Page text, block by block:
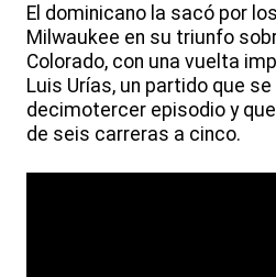
El dominicano la sacó por
Milwaukee en su triunfo
Colorado, con una vuelta
Luis Urías, un partido que se
decimotercer episodio y
de seis carreras a cinco.